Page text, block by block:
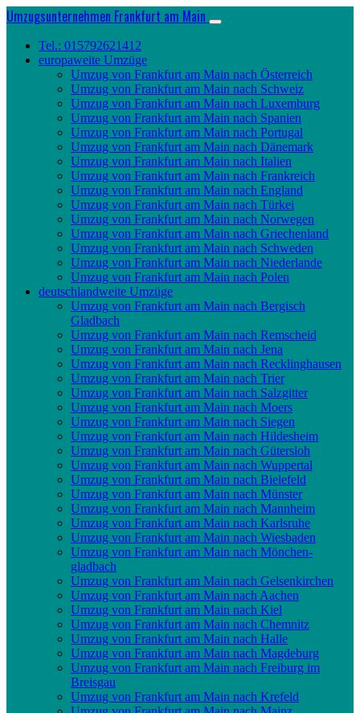
Umzugsunternehmen Frankfurt am Main
Tel.: 015792621412
europaweite Umzüge
Umzug von Frankfurt am Main nach Österreich
Umzug von Frankfurt am Main nach Schweiz
Umzug von Frankfurt am Main nach Luxemburg
Umzug von Frankfurt am Main nach Spanien
Umzug von Frankfurt am Main nach Portugal
Umzug von Frankfurt am Main nach Dänemark
Umzug von Frankfurt am Main nach Italien
Umzug von Frankfurt am Main nach Frankreich
Umzug von Frankfurt am Main nach England
Umzug von Frankfurt am Main nach Türkei
Umzug von Frankfurt am Main nach Norwegen
Umzug von Frankfurt am Main nach Griechenland
Umzug von Frankfurt am Main nach Schweden
Umzug von Frankfurt am Main nach Niederlande
Umzug von Frankfurt am Main nach Polen
deutschlandweite Umzüge
Umzug von Frankfurt am Main nach Bergisch
Gladbach
Umzug von Frankfurt am Main nach Remscheid
Umzug von Frankfurt am Main nach Jena
Umzug von Frankfurt am Main nach Recklinghausen
Umzug von Frankfurt am Main nach Trier
Umzug von Frankfurt am Main nach Salzgitter
Umzug von Frankfurt am Main nach Moers
Umzug von Frankfurt am Main nach Siegen
Umzug von Frankfurt am Main nach Hildesheim
Umzug von Frankfurt am Main nach Gütersloh
Umzug von Frankfurt am Main nach Wuppertal
Umzug von Frankfurt am Main nach Bielefeld
Umzug von Frankfurt am Main nach Münster
Umzug von Frankfurt am Main nach Mannheim
Umzug von Frankfurt am Main nach Karlsruhe
Umzug von Frankfurt am Main nach Wiesbaden
Umzug von Frankfurt am Main nach Mönchen­
gladbach
Umzug von Frankfurt am Main nach Gelsenkirchen
Umzug von Frankfurt am Main nach Aachen
Umzug von Frankfurt am Main nach Kiel
Umzug von Frankfurt am Main nach Chemnitz
Umzug von Frankfurt am Main nach Halle
Umzug von Frankfurt am Main nach Magdeburg
Umzug von Frankfurt am Main nach Freiburg im
Breisgau
Umzug von Frankfurt am Main nach Krefeld